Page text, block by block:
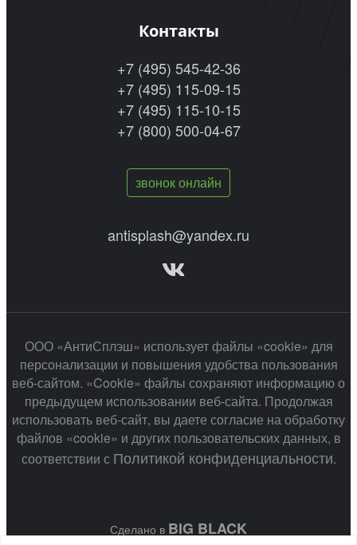
Контакты
+7 (495) 545-42-36
+7 (495) 115-09-15
+7 (495) 115-10-15
+7 (800) 500-04-67
звонок онлайн
antisplash@yandex.ru
ООО «АнтиСплэш» использует файлы «cookie» для
персонализации и повышения удобства пользования
веб-сайтом. «Cookie» файлы сохраняют информацию о
предыдущем использовании веб-сайта. Продолжая
использовать веб-сайт, вы даете согласие на обработку
файлов «cookie» и других пользовательских данных, в
соответствии с Политикой конфиденциальности.
Сделано в BIG BLACK